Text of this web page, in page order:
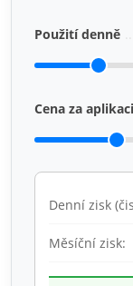
Použití denně
Cena za
Denní zisk
Měsíční zisk: